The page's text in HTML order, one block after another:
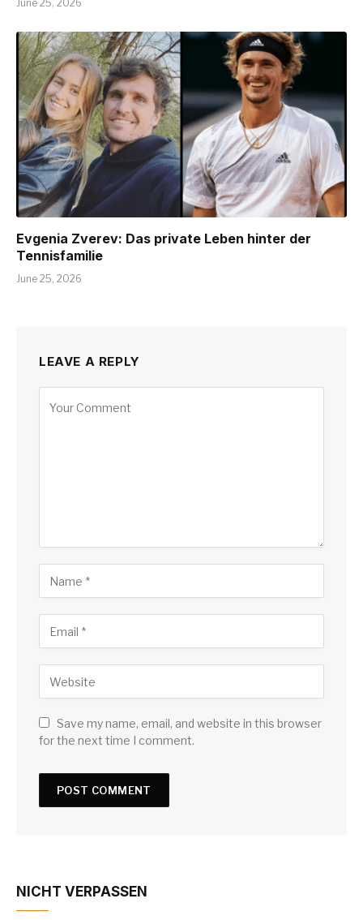
June 25, 2026
Evgenia Zverev: Das private Leben hinter der
Tennisfamilie
June 25, 2026
LEAVE A REPLY
Save my name, email, and website in this browser
for the next time I comment.
NICHT VERPASSEN